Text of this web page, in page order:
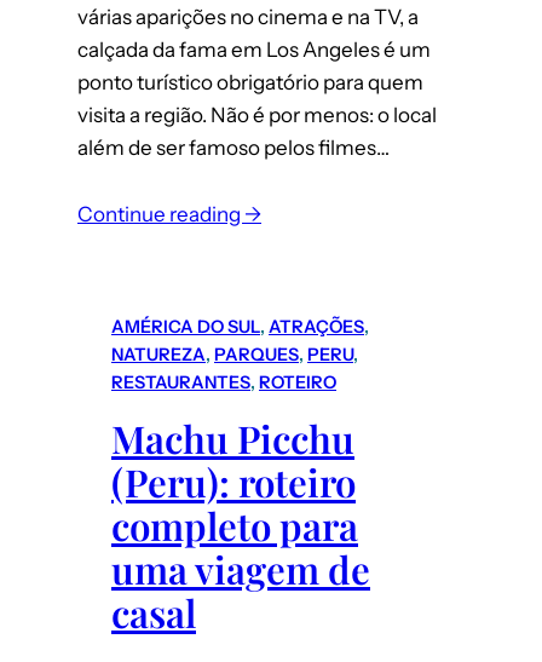
várias aparições no cinema e na TV, a
calçada da fama em Los Angeles é um
ponto turístico obrigatório para quem
visita a região. Não é por menos: o local
além de ser famoso pelos filmes…
Continue reading →:
completo
para
a
Calçada
da
Fama
AMÉRICA DO SUL, ATRAÇÕES
NATUREZA, PARQUES, PERU
RESTAURANTES, ROTEIRO
Machu Picchu
(Peru): roteiro
completo para
uma viagem de
casal